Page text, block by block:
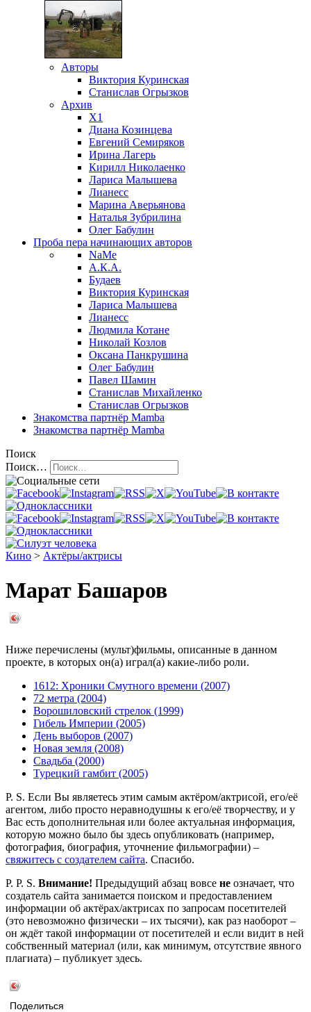
Авторы
Виктория Куринская
Станислав Огрызков
Архив
X1
Диана Козинцева
Евгений Семиряков
Ирина Лагерь
Кирилл Николаенко
Лариса Малышева
Лианесс
Марина Аверьянова
Наталья Зубрилина
Олег Бабулин
Проба пера начинающих авторов
NaMe
А.К.А.
Будаев
Виктория Куринская
Лариса Малышева
Лианесс
Людмила Котане
Николай Козлов
Оксана Панкрушина
Олег Бабулин
Павел Шамин
Станислав Михайленко
Станислав Огрызков
Знакомства партнёр Mamba
Знакомства партнёр Mamba
Поиск
Поиск…
Кино > Актёры/актрисы
Марат Башаров
Ниже перечислены (мульт)фильмы, описанные в данном
проекте, в которых он(а) играл(а) какие-либо роли.
1612: Хроники Смутного времени (2007)
72 метра (2004)
Ворошиловский стрелок (1999)
Гибель Империи (2005)
День выборов (2007)
Новая земля (2008)
Свадьба (2000)
Турецкий гамбит (2005)
P. S. Если Вы являетесь этим самым актёром/актрисой, его/её
агентом, либо просто неравнодушны к его/её творчеству, и у
Вас есть дополнительная или более актуальная информация,
которую можно было бы здесь опубликовать (например,
фотография, биография, уточнение фильмографии) –
свяжитесь с создателем сайта. Спасибо.
P. P. S. Внимание! Предыдущий абзац вовсе не означает, что
создатель сайта занимается поиском и предоставлением
информации об актёрах/актрисах по запросам посетителей
(это невозможно физически – их тысячи), как раз наоборот –
он ждёт такой информации от посетителей и если видит в ней
собственный материал (или, как минимум, отсутствие явного
плагиата) – публикует здесь.
Поделиться